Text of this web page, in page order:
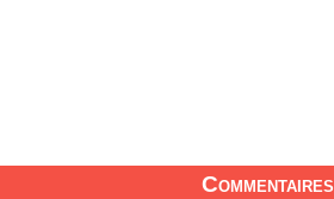
Commentaires